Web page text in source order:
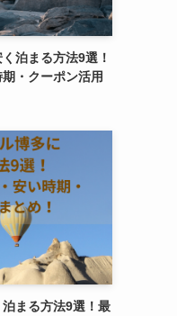
泊まる方法9選！
・クーポン活用
まる方法9選！最